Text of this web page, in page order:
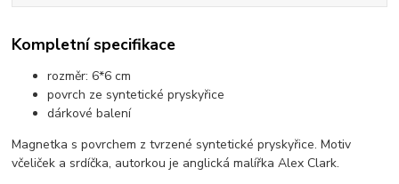
Kompletní specifikace
rozměr: 6*6 cm
povrch ze syntetické pryskyřice
dárkové balení
Magnetka s povrchem z tvrzené syntetické pryskyřice. Motiv
včeliček a srdíčka, autorkou je anglická malířka Alex Clark.